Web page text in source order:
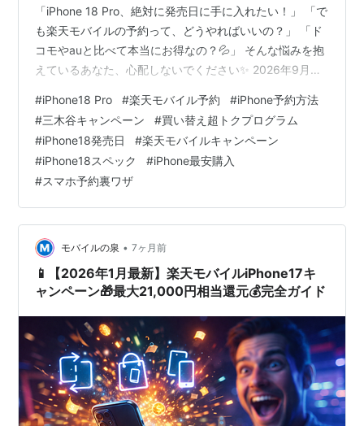
「iPhone 18 Pro、絶対に発売日に手に入れたい！」 「で
も楽天モバイルの予約って、どうやればいいの？」 「ド
コモやauと比べて本当にお得なの？💦」 そんな悩みを抱
えているあなた、心配しないでください✨ 2026年9月に
ります🔥 でもね、正しい知識と準備があれば、発売日当
日に確実にゲットできるんです！ この記事では、楽天モ
バイルでiPhone 18 Proを予約する方法を、 ✅ 予約開始
日時の正確な予測 ✅ 最速予約の7ステップ手順 ✅ 三木谷
キャンペーン併用で最大3万…
#iPhone18 Pro #楽天モバイル予約 #iPhone予約方法
#三木谷キャンペーン #買い替え超トクプログラム
#iPhone18発売日 #楽天モバイルキャンペーン
#iPhone18スペック #iPhone最安購入
#スマホ予約裏ワザ
モバイルの泉 • 7ヶ月前
📱【2026年1月最新】楽天モバイルiPhone17キ
ャンペーン🎁最大21,000円相当還元💰完全ガイド